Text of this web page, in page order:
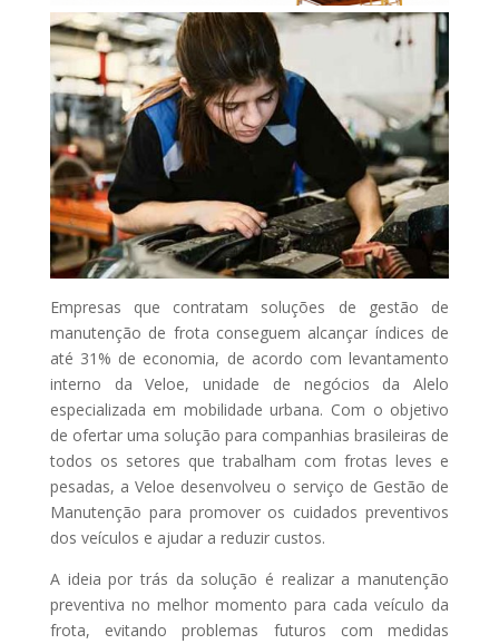
Empresas que contratam soluções de gestão de
manutenção de frota conseguem alcançar índices de
até 31% de economia, de acordo com levantamento
interno da Veloe, unidade de negócios da Alelo
especializada em mobilidade urbana. Com o objetivo
de ofertar uma solução para companhias brasileiras de
todos os setores que trabalham com frotas leves e
pesadas, a Veloe desenvolveu o serviço de Gestão de
Manutenção para promover os cuidados preventivos
dos veículos e ajudar a reduzir custos.
A ideia por trás da solução é realizar a manutenção
preventiva no melhor momento para cada veículo da
frota, evitando problemas futuros com medidas